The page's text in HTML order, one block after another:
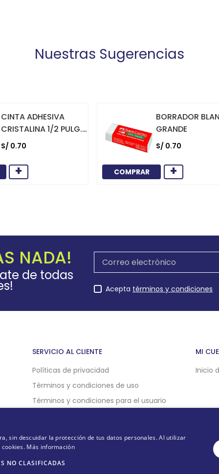
Nuestras Sugerencias
CINTA ADHESIVA
CRISTALINA 1/2 PULG.
X 36 YARDAS
S/ 0.70
+
BORRADOR
GRANDE
S/ 0.70
COMPRAR +
NADA!
de todas
Acepta términos y condiciones
SERVICIO AL CLIENTE
Políticas de privacidad
Términos y condiciones de uso
Términos y condiciones para el usuario
MI
Inicio
sin descuidar la protección de tus datos personales. Al utilizar
Más información
NO CLASIFICADAS